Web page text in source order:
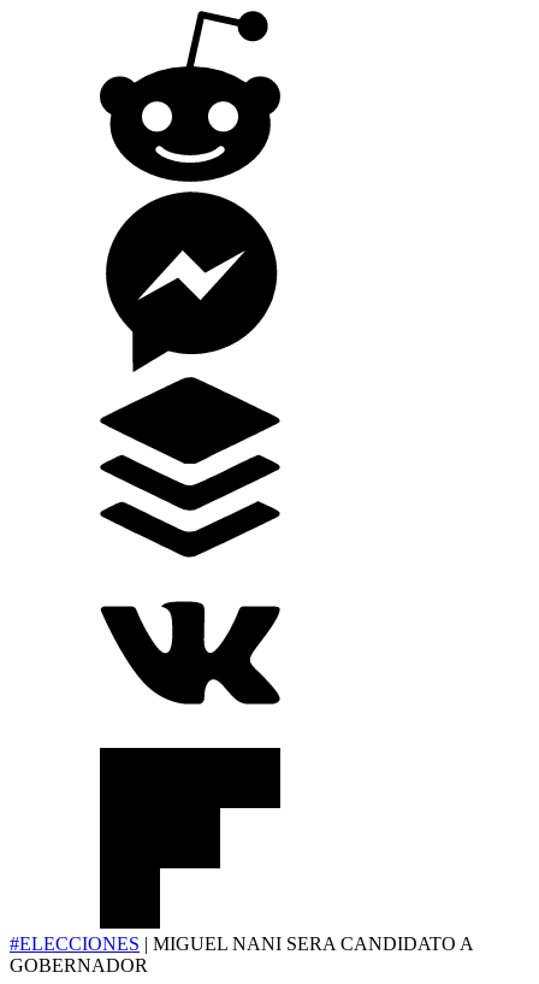
#ELECCIONES | MIGUEL NANI SERA CANDIDATO A
GOBERNADOR